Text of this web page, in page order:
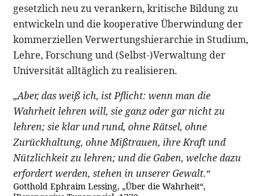
gesetzlich neu zu verankern, kritische Bildung zu
entwickeln und die kooperative Überwindung der
kommerziellen Verwertungshierarchie in Studium,
Lehre, Forschung und (Selbst-)Verwaltung der
Universität alltäglich zu realisieren.
„Aber, das weiß ich, ist Pflicht: wenn man die
Wahrheit lehren will, sie ganz oder gar nicht zu
lehren; sie klar und rund, ohne Rätsel, ohne
Zurückhaltung, ohne Mißtrauen, ihre Kraft und
Nützlichkeit zu lehren; und die Gaben, welche dazu
erfordert werden, stehen in unserer Gewalt.“
Gotthold Ephraim Lessing, „Über die Wahrheit“,